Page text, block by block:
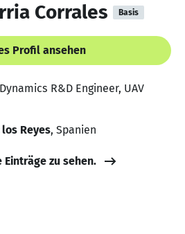
Corrales Basis
Profil ansehen
R&D Engineer, UAV
Reyes, Spanien
Einträge zu sehen.